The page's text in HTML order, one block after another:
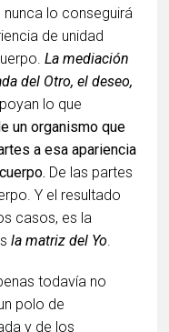
lo conseguirá
de unidad
La mediación
del Otro, el deseo,
lo que
un organismo que
a esa apariencia
De las partes
Y el resultado
casos, es la
la matriz del Yo.
todavía no
polo de
y de los